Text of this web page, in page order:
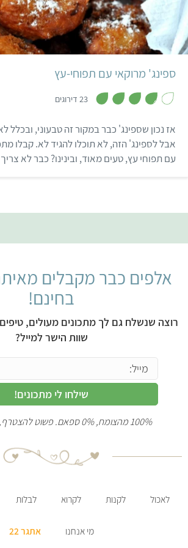
לקנות?
נקודותבינוני
ספינג' מרוקאי עם תפוחי-עץ
23 דירוגים
ת
ו
ך
5
אז נכון שספינג' כבר במקור זה טבעוני, ובכלל
אבל לספינג' הזה, לא תוכלו להגיד לא. קבלו
עם תפוחי עץ, טעים מאוד, ובינינו? כבר לא
אלפים כבר מקבלים
בחינם!
רוצה שנשלח גם לך מתכונים מעולים,
שוות הישר למייל?
שילחו לי מתכונים!
100% מהצומח, 0% ספאם. פשוט להצטרף, קל גם לבטל.
לאכול לקנות לקרוא לבלות
מי אנחנו אתגר 22